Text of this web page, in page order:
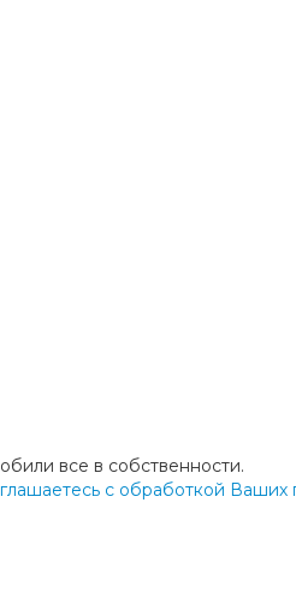
все в собственности.
с обработкой